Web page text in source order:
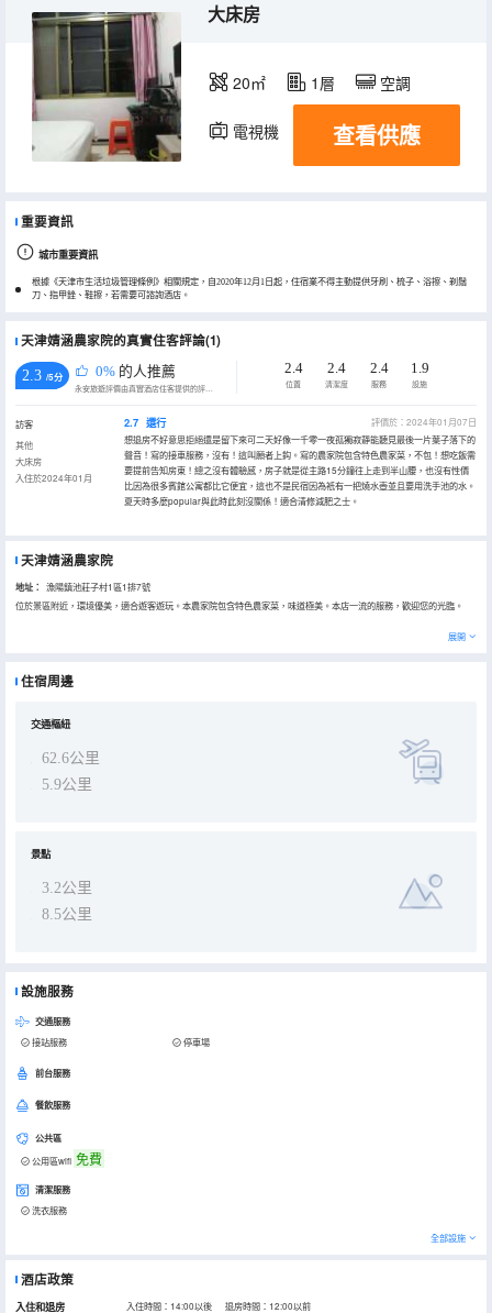
大床房
20㎡ 1層 空調
電視機 查看供應
重要資訊
城市重要資訊
根據《天津市生活垃圾管理條例》相關規定，自2020年12月1日起，住宿業不得主動提供牙刷、梳子、浴擦、剃鬚
刀、指甲銼、鞋擦，若需要可諮詢酒店。
天津婧涵農家院的真實住客評論(1)
2.3 /5分 0% 的人推薦
永安旅遊評價由真實酒店住客提供的評價。
2.4
位置
2.4
清潔度
2.4
服務
1.9
設施
訪客
其他
大床房
入住於2024年01月
2.7 還行
評價於：2024年01月07日
想退房不好意思拒絕還是留下來可二天好像一千零一夜孤獨寂靜能聽見最後一片葉子落下的
聲音！寫的接車服務，沒有！這叫願者上鈎。寫的農家院包含特色農家菜，不包！想吃飯需
要提前告知房東！總之沒有體驗感，房子就是從主路15分鐘往上走到半山腰，也沒有性價
比因為很多賓館公寓都比它便宜，這也不是民宿因為衹有一把燒水壺並且要用洗手池的水。
夏天時多麼popular與此時此刻沒關係！適合清修減肥之士。
天津婧涵農家院
地址：
漁陽鎮池莊子村1區1排7號
位於景區附近，環境優美，適合遊客遊玩。本農家院包含特色農家菜，味道極美。本店一流的服務，歡迎您的光臨。
展開
住宿周邊
交通樞紐
62.6公里
5.9公里
景點
3.2公里
8.5公里
設施服務
交通服務
接站服務 停車場
前台服務
餐飲服務
公共區
公用區wifi 免費
清潔服務
洗衣服務
全部設施
酒店政策
入住和退房 入住時間：14:00以後 退房時間：12:00以前